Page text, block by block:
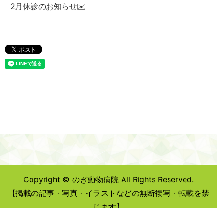
2月休診のお知らせ✉️
Copyright © のぎ動物病院 All Rights Reserved.
【掲載の記事・写真・イラストなどの無断複写・転載を禁